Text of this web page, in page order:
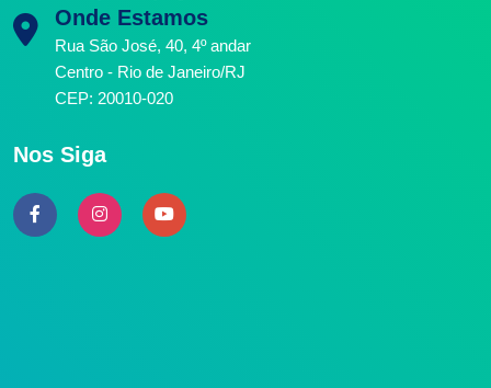
Onde Estamos
Rua São José, 40, 4º andar
Centro - Rio de Janeiro/RJ
CEP: 20010-020
Nos Siga